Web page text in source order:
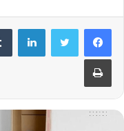
طباعة